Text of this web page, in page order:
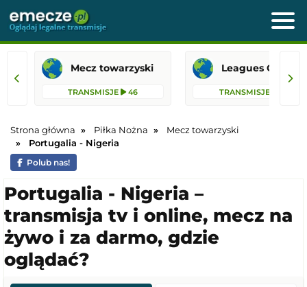
Mecz towarzyski
TRANSMISJE 46 TRANSMISJE
Strona główna Piłka Nożna
Mecz towarzyski
Portugalia - Nigeria
Polub nas!
Portugalia - Nigeria –
transmisja tv i online, mecz na
żywo i za darmo, gdzie
oglądać?